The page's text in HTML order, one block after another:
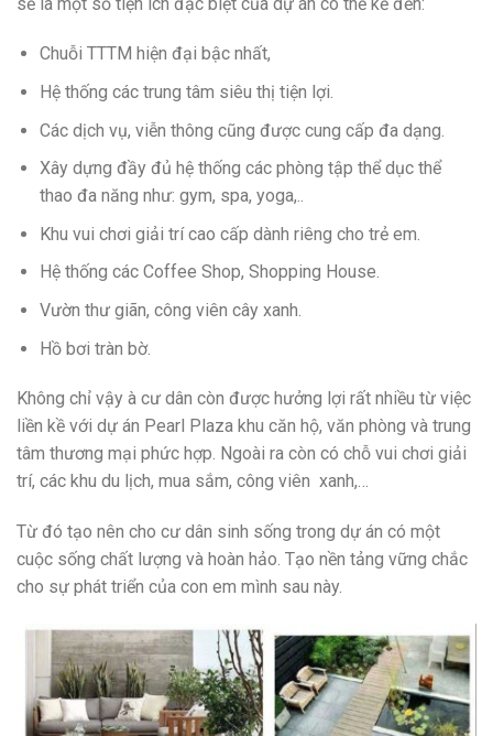
Chuỗi TTTM hiện đại bậc nhất,
Hệ thống các trung tâm siêu thị tiện lợi.
Các dịch vụ, viễn thông cũng được cung cấp đa dạng.
Xây dựng đầy đủ hệ thống các phòng tập thể dục thể
thao đa năng như: gym, spa, yoga,..
Khu vui chơi giải trí cao cấp dành riêng cho trẻ em.
Hệ thống các Coffee Shop, Shopping House.
Vườn thư giãn, công viên cây xanh.
Hồ bơi tràn bờ.
Không chỉ vậy à cư dân còn được hưởng lợi rất nhiều từ việc
liền kề với dự án Pearl Plaza khu căn hộ, văn phòng và trung
tâm thương mại phức hợp. Ngoài ra còn có chỗ vui chơi giải
trí, các khu du lịch, mua sắm, công viên xanh,…
Từ đó tạo nên cho cư dân sinh sống trong dự án có một
cuộc sống chất lượng và hoàn hảo. Tạo nền tảng vững chắc
cho sự phát triển của con em mình sau này.